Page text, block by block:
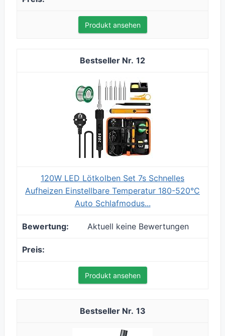
Produkt ansehen
12
120W LED Lötkolben Set 7s Schnelles
Aufheizen Einstellbare Temperatur 180-520°C
Auto Schlafmodus...
Aktuell keine Bewertungen
Produkt ansehen
13